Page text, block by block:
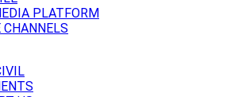
PLATFORM
CHANNELS